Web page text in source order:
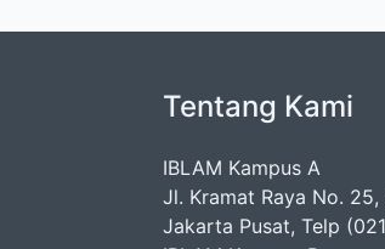
Tentang Kami
IBLAM Kampus A
Jl. Kramat Raya No. 25,
Jakarta Pusat, Telp